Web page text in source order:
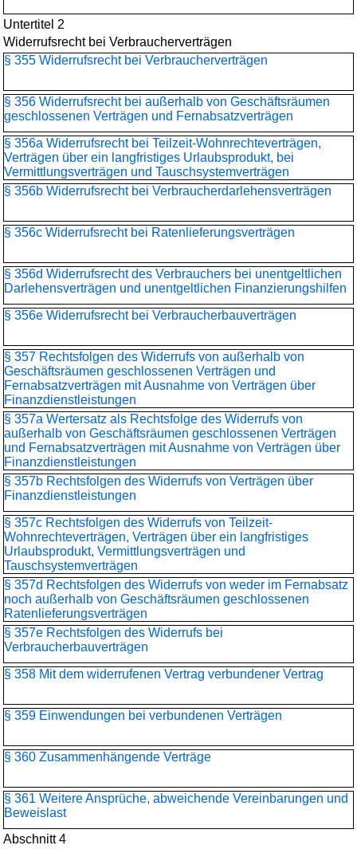
Untertitel 2
Widerrufsrecht bei Verbraucherverträgen
§ 355 Widerrufsrecht bei Verbraucherverträgen
§ 356 Widerrufsrecht bei außerhalb von Geschäftsräumen
geschlossenen Verträgen und Fernabsatzverträgen
§ 356a Widerrufsrecht bei Teilzeit-Wohnrechteverträgen,
Verträgen über ein langfristiges Urlaubsprodukt, bei
Vermittlungsverträgen und Tauschsystemverträgen
§ 356b Widerrufsrecht bei Verbraucherdarlehensverträgen
§ 356c Widerrufsrecht bei Ratenlieferungsverträgen
§ 356d Widerrufsrecht des Verbrauchers bei unentgeltlichen
Darlehensverträgen und unentgeltlichen Finanzierungshilfen
§ 356e Widerrufsrecht bei Verbraucherbauverträgen
§ 357 Rechtsfolgen des Widerrufs von außerhalb von
Geschäftsräumen geschlossenen Verträgen und
Fernabsatzverträgen mit Ausnahme von Verträgen über
Finanzdienstleistungen
§ 357a Wertersatz als Rechtsfolge des Widerrufs von
außerhalb von Geschäftsräumen geschlossenen Verträgen
und Fernabsatzverträgen mit Ausnahme von Verträgen über
Finanzdienstleistungen
§ 357b Rechtsfolgen des Widerrufs von Verträgen über
Finanzdienstleistungen
§ 357c Rechtsfolgen des Widerrufs von Teilzeit-
Wohnrechteverträgen, Verträgen über ein langfristiges
Urlaubsprodukt, Vermittlungsverträgen und
Tauschsystemverträgen
§ 357d Rechtsfolgen des Widerrufs von weder im Fernabsatz
noch außerhalb von Geschäftsräumen geschlossenen
Ratenlieferungsverträgen
§ 357e Rechtsfolgen des Widerrufs bei
Verbraucherbauverträgen
§ 358 Mit dem widerrufenen Vertrag verbundener Vertrag
§ 359 Einwendungen bei verbundenen Verträgen
§ 360 Zusammenhängende Verträge
§ 361 Weitere Ansprüche, abweichende Vereinbarungen und
Beweislast
Abschnitt 4